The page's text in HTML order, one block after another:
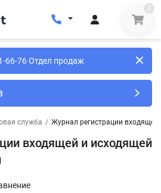
0
66-76 Отдел продаж
служба / Журнал регистрации
входящей и исходящей